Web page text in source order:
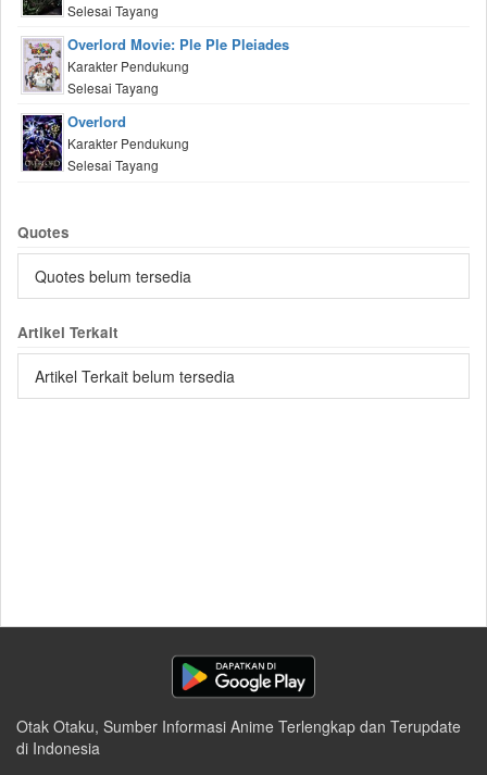
Selesai Tayang
Overlord Movie: Ple Ple Pleiades
Karakter Pendukung
Selesai Tayang
Overlord
Karakter Pendukung
Selesai Tayang
Quotes
Quotes belum tersedia
Artikel Terkait
Artikel Terkait belum tersedia
Otak Otaku, Sumber Informasi Anime Terlengkap dan Terupdate
di Indonesia